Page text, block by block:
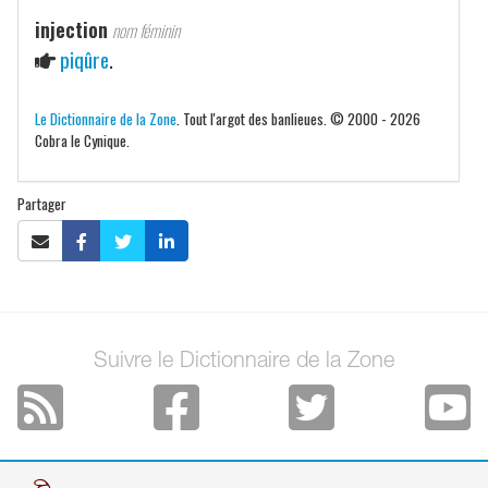
injection nom féminin
piqûre.
Le Dictionnaire de la Zone . Tout l'argot des banlieues. © 2000 - 2026
Cobra le Cynique.
Partager
Suivre le Dictionnaire de la Zone